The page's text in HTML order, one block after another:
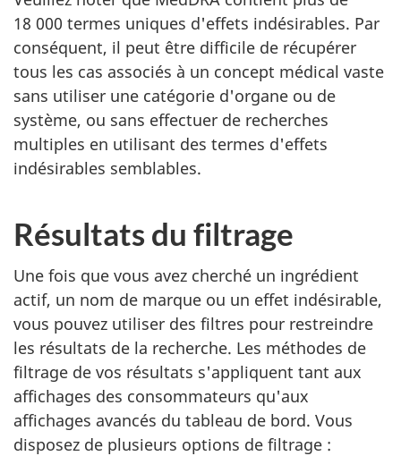
18 000 termes uniques d'effets indésirables. Par
conséquent, il peut être difficile de récupérer
tous les cas associés à un concept médical vaste
sans utiliser une catégorie d'organe ou de
système, ou sans effectuer de recherches
multiples en utilisant des termes d'effets
indésirables semblables.
Résultats du filtrage
Une fois que vous avez cherché un ingrédient
actif, un nom de marque ou un effet indésirable,
vous pouvez utiliser des filtres pour restreindre
les résultats de la recherche. Les méthodes de
filtrage de vos résultats s'appliquent tant aux
affichages des consommateurs qu'aux
affichages avancés du tableau de bord. Vous
disposez de plusieurs options de filtrage :